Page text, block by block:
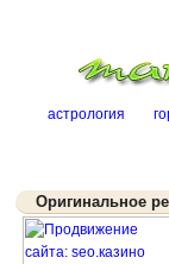
астрология
Оригинальное